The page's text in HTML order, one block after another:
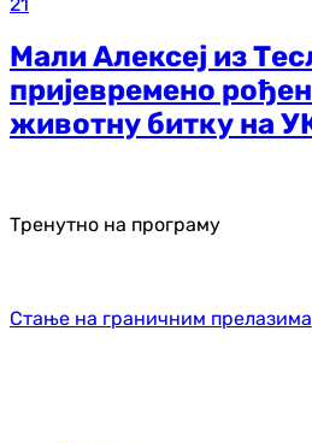
Мали Алексеј из
пријевремено
животну битку на
Тренутно на програму
Стање на граничним прелазима